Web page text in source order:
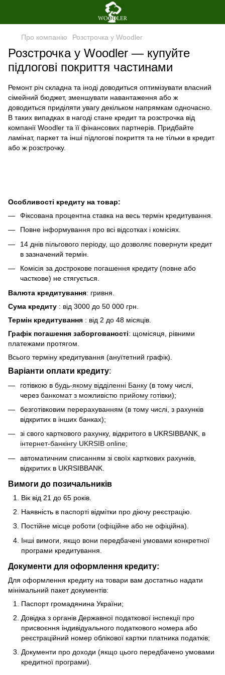
Про компанію Розстрочка у Woodler
Розстрочка у Woodler — купуйте
підлогові покриття частинами
Ремонт річ складна та іноді доводиться оптимізувати власний
сімейний бюджет, зменшувати навантаження або ж
доводиться приділяти увагу декільком напрямкам одночасно.
В таких випадках в нагоді стане кредит та розстрочка від
компанії Woodler та її фінансових партнерів. Придбайте
ламінат, паркет та інші підлогові покриття та не тільки в кредит
або ж розстрочку.
Особливості кредиту на товар:
Фіксована процентна ставка на весь термін кредитування.
Повне інформування про всі відсотках і комісіях.
14 днів пільгового періоду, що дозволяє повернути кредит
в зазначений термін.
Комісія за дострокове погашення кредиту (повне або
часткове) не стягується.
Валюта кредитування: гривня.
Сума кредиту : вiд 3000 до 50 000 грн.
Термін кредитування : вiд 2 до 48 місяців.
Графік погашення заборгованості: щомісяця, рівними
платежами протягом.
Всього терміну кредитування (ануїтетний графік).
Варіанти оплати кредиту:
готівкою в будь-якому відділенні Банку (в тому числі,
через банкомат з можливістю прийому готівки);
безготівковим перерахуванням (в тому числі, з рахунків
відкритих в інших банках);
зі свого карткового рахунку, відкритого в UKRSIBBANK, в
інтернет-банкінгу UKRSIB online;
автоматичним списанням зі своїх карткових рахунків,
відкритих в UKRSIBBANK.
Вимоги до позичальників
Вік від 21 до 65 років.
Наявність в паспорті відмітки про діючу реєстрацію.
Постійне місце роботи (офіційне або не офіційна).
Інші вимоги, якщо вони передбачені умовами конкретної
програми кредитування.
Документи для оформлення кредиту:
Для оформлення кредиту на товари вам достатньо надати
мінімальний пакет документів:
Паспорт громадянина України;
Довідка з органів Державної податкової інспекції про
присвоєння індивідуального податкового номера або
реєстраційний номер облікової картки платника податків;
Документи про доходи (якщо цього передбачено умовами
кредитної програми).